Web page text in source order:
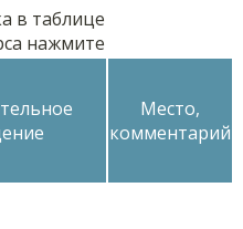
в таблице
нажмите
Место,
комментарий